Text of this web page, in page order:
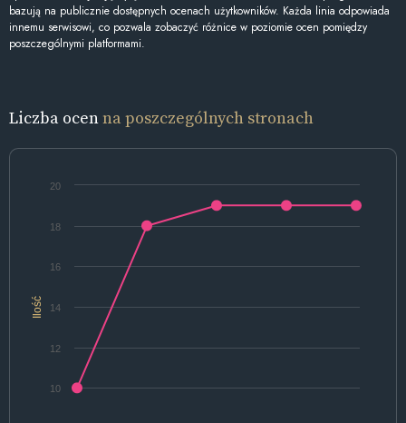
bazują na publicznie dostępnych ocenach użytkowników. Każda linia odpowiada
innemu serwisowi, co pozwala zobaczyć różnice w poziomie ocen pomiędzy
poszczególnymi platformami.
Liczba ocenna poszczególnych stronach
Ilość
10
12
14
16
18
20